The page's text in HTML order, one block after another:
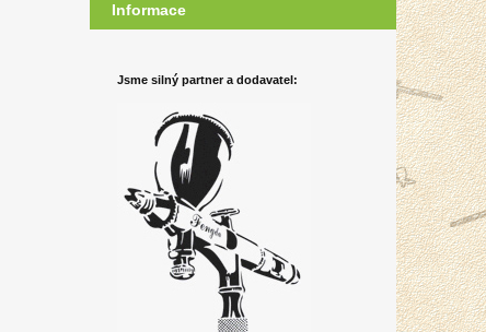
Informace
Jsme silný partner a dodavatel: